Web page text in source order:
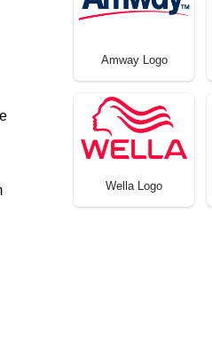
Amway Logo
Wella Logo